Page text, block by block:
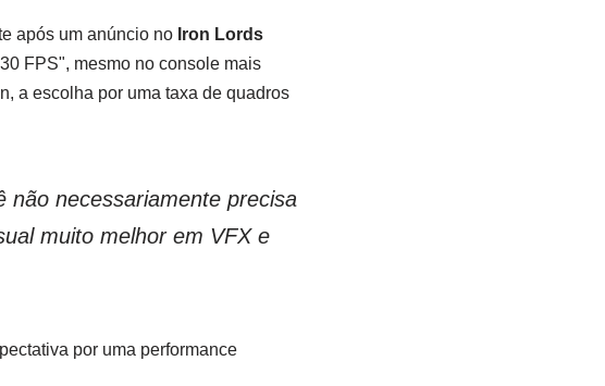
após um anúncio no Iron Lords
FPS", mesmo no console mais
a escolha por uma taxa de quadros
não necessariamente precisa
muito melhor em VFX e
por uma performance